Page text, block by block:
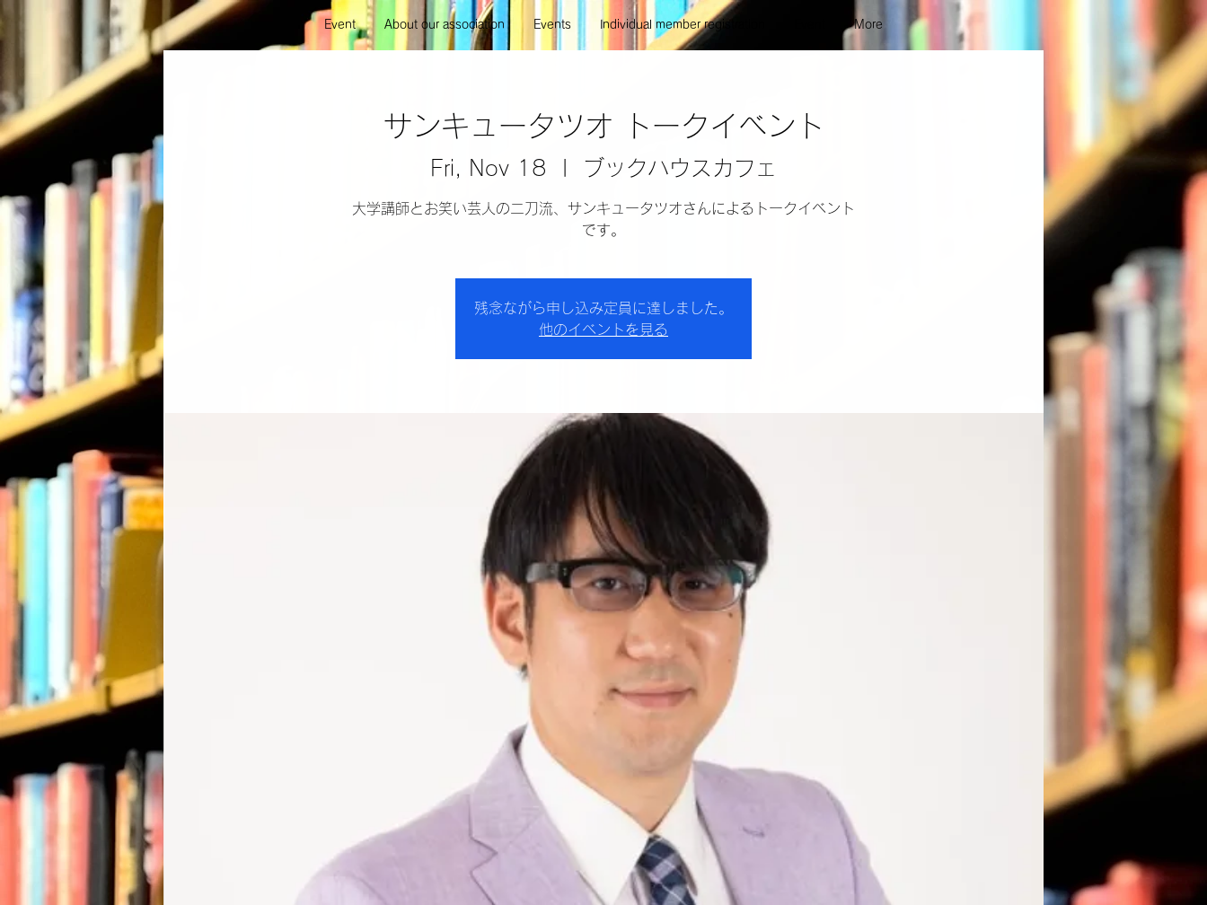
Event About our association Events Individual member registration More
サンキュータツオ トークイベント
Fri, Nov 18 ブックハウスカフェ
大学講師とお笑い芸人の二刀流、サンキュータツオさんによるトークイベント
残念ながら申し込み定員に達しました。
他のイベントを見る